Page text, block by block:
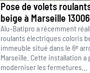
Pose de volets
beige à Marseille 13006
Alu-Batipro a récemment
roulants électriques coloris
immeuble situé dans le 6ᵉ
Marseille. Cette installation a
moderniser les fermetures...